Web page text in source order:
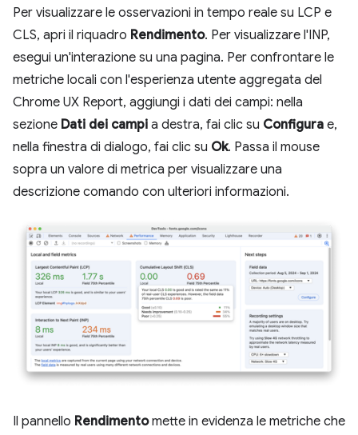
Per visualizzare le osservazioni in tempo reale su LCP e
CLS, apri il riquadro Rendimento. Per visualizzare l'INP,
esegui un'interazione su una pagina. Per confrontare le
metriche locali con l'esperienza utente aggregata del
Chrome UX Report, aggiungi i dati dei campi: nella
sezione Dati dei campi a destra, fai clic su Configura e,
nella finestra di dialogo, fai clic su Ok. Passa il mouse
sopra un valore di metrica per visualizzare una
descrizione comando con ulteriori informazioni.
Il pannello Rendimentomette in evidenza le metriche che